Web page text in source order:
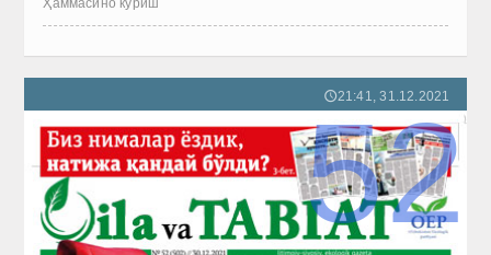
Ҳаммасино кўриш
🕔21:41, 31.12.2021
52